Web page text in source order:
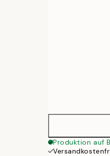
Produktion auf